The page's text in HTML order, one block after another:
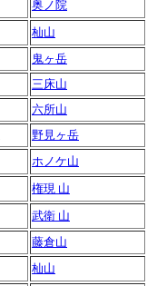
奥ノ院
杣山
鬼ヶ岳
三床山
六所山
野見ヶ岳
ホノケ山
権現 山
武衛 山
藤倉山
杣山